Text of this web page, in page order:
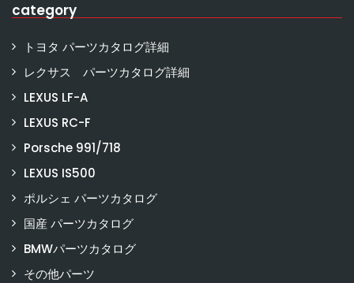
category
トヨタ パーツカタログ詳細
レクサス パーツカタログ詳細
LEXUS LF-A
LEXUS RC-F
Porsche 991/718
LEXUS IS500
ポルシェ パーツカタログ
国産 パーツカタログ
BMWパーツカタログ
その他パーツ